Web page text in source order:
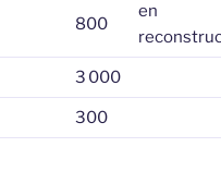
800
en
3 000
300